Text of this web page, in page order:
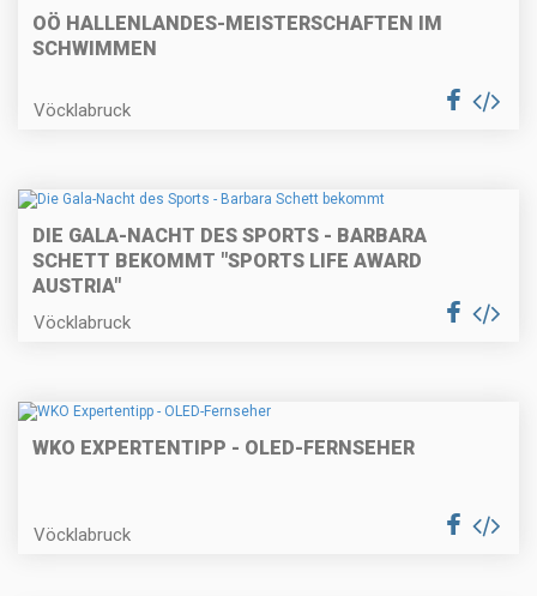
OÖ HALLENLANDES-MEISTERSCHAFTEN IM
SCHWIMMEN
Vöcklabruck
DIE GALA-NACHT DES SPORTS - BARBARA
SCHETT BEKOMMT "SPORTS LIFE AWARD
AUSTRIA"
Vöcklabruck
WKO EXPERTENTIPP - OLED-FERNSEHER
Vöcklabruck